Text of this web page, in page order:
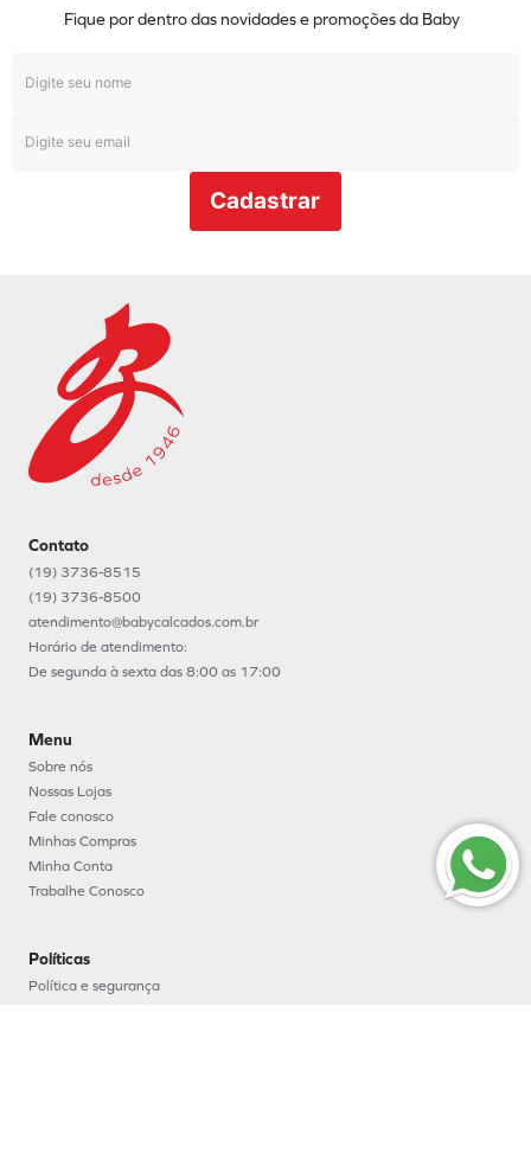
Fique por dentro das novidades e promoções da Baby
Cadastrar
Contato
(19) 3736-8515
(19) 3736-8500
atendimento@babycalcados.com.br
Horário de atendimento:
De segunda à sexta das 8:00 as 17:00
Menu
Sobre nós
Nossas Lojas
Fale conosco
Minhas Compras
Minha Conta
Trabalhe Conosco
Políticas
Política e segurança